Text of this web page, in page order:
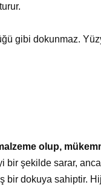
gibi dokunmaz.
olup,
bir şekilde sarar,
bir dokuya sahiptir.